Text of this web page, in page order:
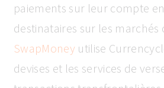
paiements sur leur compte
destinataires sur les marchés
SwapMoneyutilise
devises et les services de